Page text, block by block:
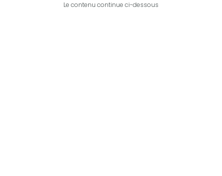
Le contenu continue ci-dessous